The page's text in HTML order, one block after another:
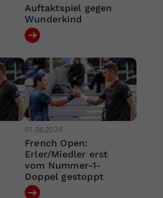
Auftaktspiel gegen
Wunderkind
01.06.2024
French Open:
Erler/Miedler erst
vom Nummer-1-
Doppel gestoppt